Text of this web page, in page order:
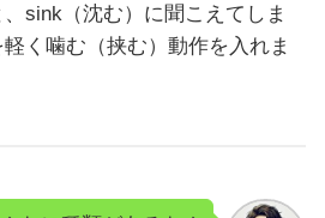
sink（沈む）に聞こえてしま
く噛む（挟む）動作を入れま